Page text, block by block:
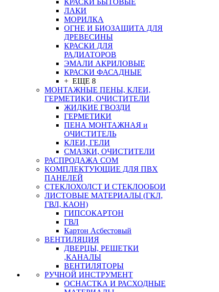
КРАСКИ БЫТОВЫЕ
ЛАКИ
МОРИЛКА
ОГНЕ И БИОЗАЩИТА ДЛЯ
ДРЕВЕСИНЫ
КРАСКИ ДЛЯ
РАДИАТОРОВ
ЭМАЛИ АКРИЛОВЫЕ
КРАСКИ ФАСАДНЫЕ
+ ЕЩЕ 8
МОНТАЖНЫЕ ПЕНЫ, КЛЕИ,
ГЕРМЕТИКИ, ОЧИСТИТЕЛИ
ЖИДКИЕ ГВОЗДИ
ГЕРМЕТИКИ
ПЕНА МОНТАЖНАЯ и
ОЧИСТИТЕЛЬ
КЛЕИ, ГЕЛИ
СМАЗКИ, ОЧИСТИТЕЛИ
РАСПРОДАЖА СОМ
КОМПЛЕКТУЮЩИЕ ДЛЯ ПВХ
ПАНЕЛЕЙ
СТЕКЛОХОЛСТ И СТЕКЛООБОИ
ЛИСТОВЫЕ МАТЕРИАЛЫ (ГКЛ,
ГВЛ, КАОН)
ГИПСОКАРТОН
ГВЛ
Картон Асбестовый
ВЕНТИЛЯЦИЯ
ДВЕРЦЫ, РЕШЕТКИ
,КАНАЛЫ
ВЕНТИЛЯТОРЫ
РУЧНОЙ ИНСТРУМЕНТ
ОСНАСТКА И РАСХОДНЫЕ